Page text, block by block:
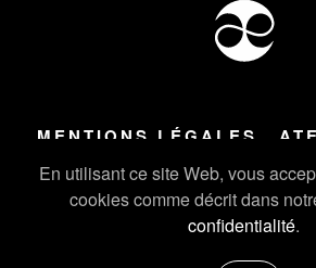
En utilisant ce site Web, vous
cookies comme décrit dans
confidentialité.
MENTIONS LÉGALES